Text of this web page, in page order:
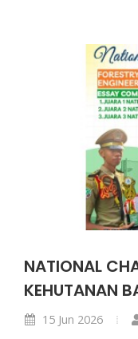
NATIONAL
KEHUTANAN
15 Jun 2026